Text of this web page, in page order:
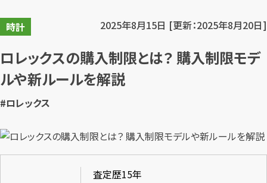
時計 2025年8月15日 [更新：2025年8月20日]
ロレックスの購入制限とは？ 購入制限モデ
ルや新ルールを解説
#ロレックス
査定歴15年